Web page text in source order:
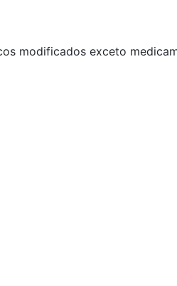
modificados exceto